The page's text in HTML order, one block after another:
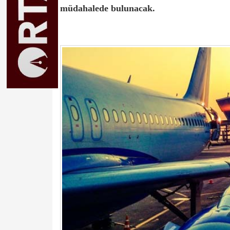
müdahalede bulunacak.